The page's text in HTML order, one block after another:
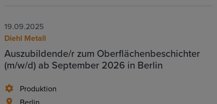
19.09.2025
Diehl Metall
Auszubildende/r zum Oberflächenbeschichter
(m/w/d) ab September 2026 in Berlin
Produktion